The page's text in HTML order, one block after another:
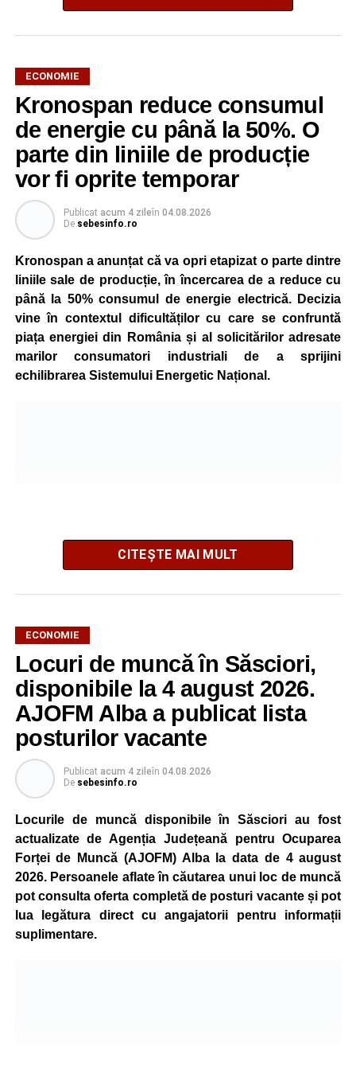
ECONOMIE
Kronospan reduce consumul
de energie cu până la 50%. O
parte din liniile de producție
vor fi oprite temporar
Publicat acum 4 zileîn 04.08.2026
De sebesinfo.ro
Kronospan a anunțat că va opri etapizat o parte dintre
liniile sale de producție, în încercarea de a reduce cu
până la 50% consumul de energie electrică. Decizia
vine în contextul dificultăților cu care se confruntă
piața energiei din România și al solicitărilor adresate
marilor consumatori industriali de a sprijini
echilibrarea Sistemului Energetic Național.
Potrivit unui comunicat al companiei, măsura va fi aplicată
gradual, în funcție de necesitățile sistemului energetic.
Reprezentanții Kronospan precizează că evoluția situației
este monitorizată permanent, iar activitatea va reveni la
capacitate normală imediat ce condițiile vor permite.
Compania dă asigurări că oprirea temporară a unor linii
de producție nu va afecta livrările către clienți.
Kronospan se numără printre cei mai mari consumatori de
energie electrică din România. O parte din necesarul
energetic este acoperită prin producția proprie de energie,
realizată cu ajutorul panourilor fotovoltaice și al unităților
de cogenerare.
Reprezentanții companiei afirmă că vor continua
colaborarea cu autoritățile și operatorii din domeniul
energetic pentru a contribui la depășirea perioadei dificile
CITEȘTE MAI MULT
ECONOMIE
Locuri de muncă în Săsciori,
disponibile la 4 august 2026.
AJOFM Alba a publicat lista
posturilor vacante
Publicat acum 4 zileîn 04.08.2026
De sebesinfo.ro
Locurile de muncă disponibile în Săsciori au fost
actualizate de Agenția Județeană pentru Ocuparea
Forței de Muncă (AJOFM) Alba la data de 4 august
2026. Persoanele aflate în căutarea unui loc de muncă
pot consulta oferta completă de posturi vacante și pot
lua legătura direct cu angajatorii pentru informații
suplimentare.